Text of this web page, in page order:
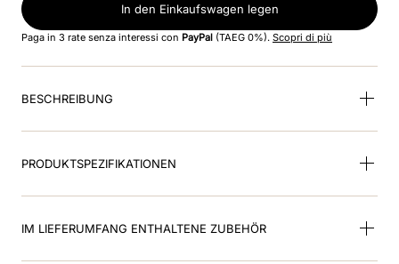
In den Einkaufswagen legen
Paga in 3 rate senza interessi con PayPal (TAEG 0%). Scopri di più
BESCHREIBUNG
PRODUKTSPEZIFIKATIONEN
IM LIEFERUMFANG ENTHALTENE ZUBEHÖR